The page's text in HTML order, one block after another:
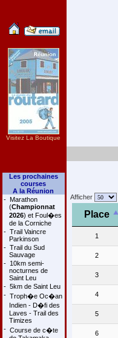
Visitez La Boutique
Les prochaines
courses
A la Réunion
- Marathon
(Championnat
2026) et Foul�es
de la Corniche
- Trail Vaincre
Parkinson
- Trail du Sud
Sauvage
- 10km semi-
nocturnes de
Saint Leu
- 5km de Saint Leu
- Troph�e Oc�an
Indien - D�fi des
Laves - Trail des
Timizes
- Course de c�te
Afficher
Place
1
2
3
4
5
6